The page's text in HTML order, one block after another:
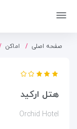
صفحه اصلی اماکن
هتل ارکید
Orchid Hotel